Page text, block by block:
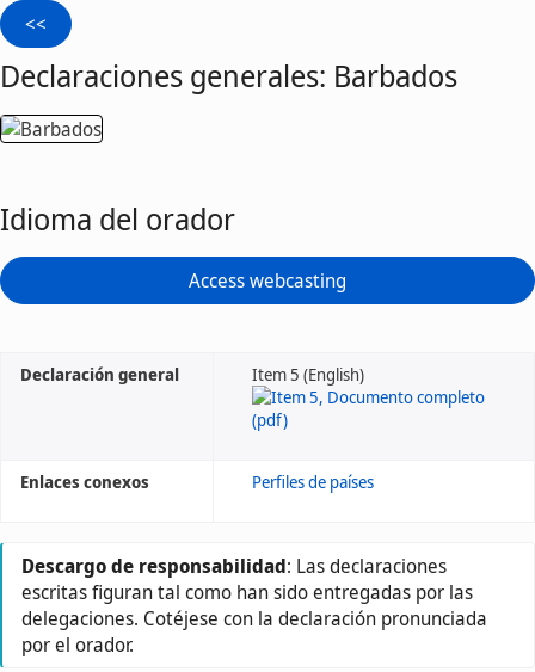
Declaraciones generales: Barbados
Idioma del orador
Access webcasting
Declaración general Item 5 (English)
Enlaces conexos Perfiles de países
Descargo de responsabilidad: Las declaraciones
escritas figuran tal como han sido entregadas por las
delegaciones. Cotéjese con la declaración pronunciada
por el orador.